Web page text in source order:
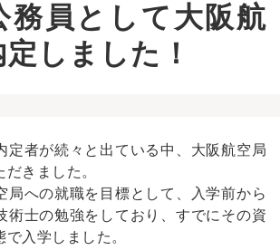
務員として大阪航
しました！
定者が続々と出ている中、大阪航空局
きました。
局への就職を目標として、入学前から
術士の勉強をしており、すでにその資
入学しました。